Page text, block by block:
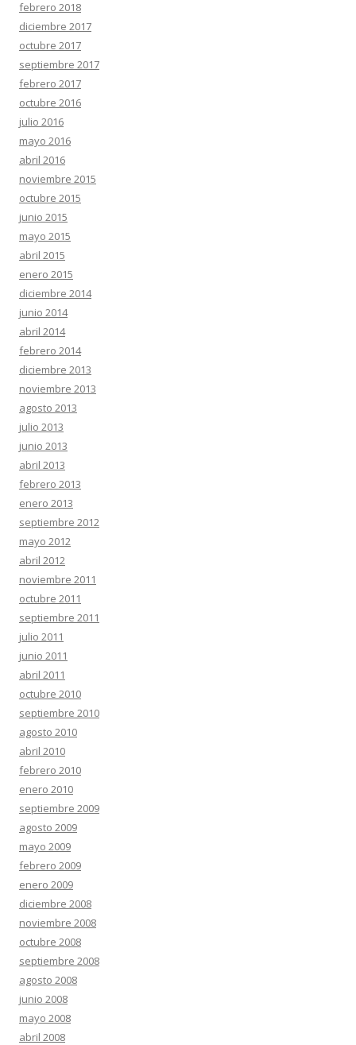
febrero 2018
diciembre 2017
octubre 2017
septiembre 2017
febrero 2017
octubre 2016
julio 2016
mayo 2016
abril 2016
noviembre 2015
octubre 2015
junio 2015
mayo 2015
abril 2015
enero 2015
diciembre 2014
junio 2014
abril 2014
febrero 2014
diciembre 2013
noviembre 2013
agosto 2013
julio 2013
junio 2013
abril 2013
febrero 2013
enero 2013
septiembre 2012
mayo 2012
abril 2012
noviembre 2011
octubre 2011
septiembre 2011
julio 2011
junio 2011
abril 2011
octubre 2010
septiembre 2010
agosto 2010
abril 2010
febrero 2010
enero 2010
septiembre 2009
agosto 2009
mayo 2009
febrero 2009
enero 2009
diciembre 2008
noviembre 2008
octubre 2008
septiembre 2008
agosto 2008
junio 2008
mayo 2008
abril 2008